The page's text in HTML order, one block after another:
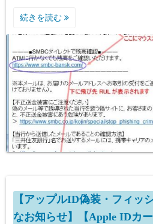
続きを読む
【アップルID偽装・フィッ
なお知らせ】【Apple IDカ